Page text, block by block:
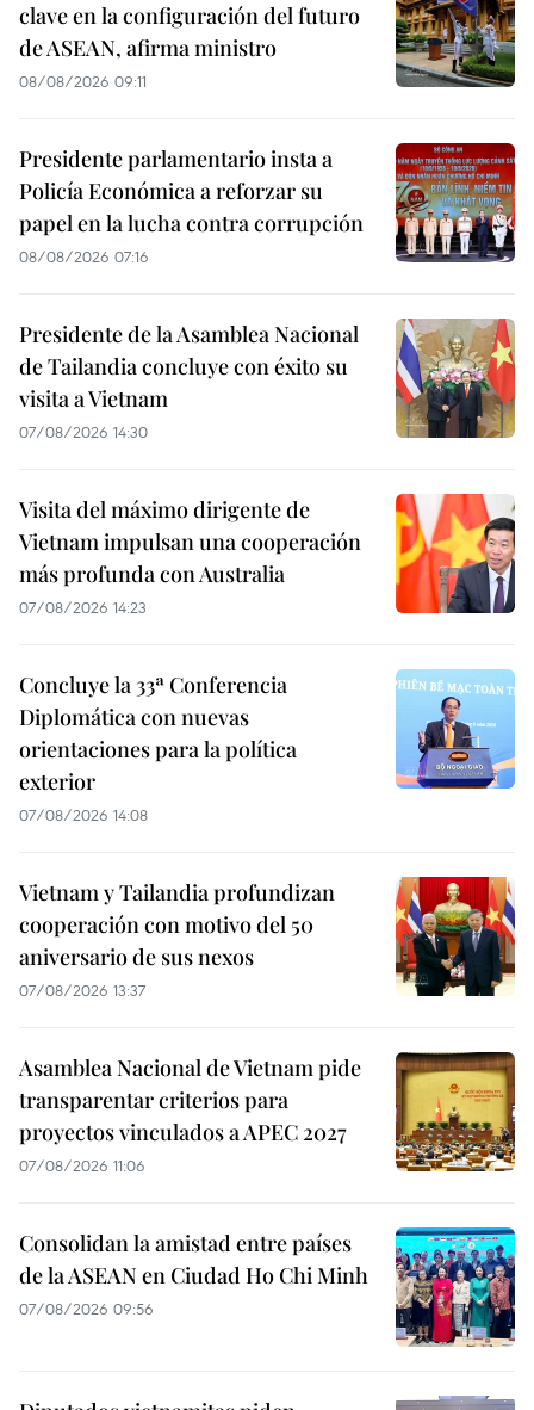
clave en la configuración del futuro
de ASEAN, afirma ministro
08/08/2026 09:11
Presidente parlamentario insta a
Policía Económica a reforzar su
papel en la lucha contra corrupción
08/08/2026 07:16
Presidente de la Asamblea Nacional
de Tailandia concluye con éxito su
visita a Vietnam
07/08/2026 14:30
Visita del máximo dirigente de
Vietnam impulsan una cooperación
más profunda con Australia
07/08/2026 14:23
Concluye la 33ª Conferencia
Diplomática con nuevas
orientaciones para la política
exterior
07/08/2026 14:08
Vietnam y Tailandia profundizan
cooperación con motivo del 50
aniversario de sus nexos
07/08/2026 13:37
Asamblea Nacional de Vietnam pide
transparentar criterios para
proyectos vinculados a APEC 2027
07/08/2026 11:06
Consolidan la amistad entre países
de la ASEAN en Ciudad Ho Chi Minh
07/08/2026 09:56